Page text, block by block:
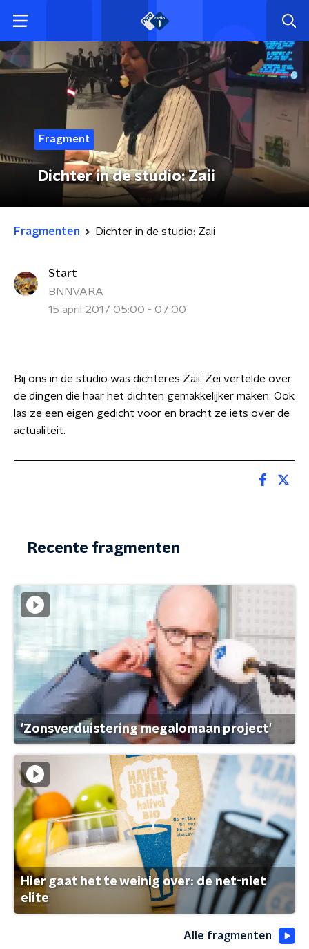
Fragment
Dichter in de studio: Zaii
Fragmenten Dichter in de studio: Zaii
Start
BNNVARA
15 april 2017 05:00 - 07:00
Bij ons in de studio was dichteres Zaii. Zei vertelde over
de dingen die haar het dichten gemakkelijker maken. Ook
las ze een eigen gedicht voor en bracht ze iets over de
actualiteit.
Recente fragmenten
'Zonsverduistering megalomaan project'
Hier gaat het te weinig over: de net-niet
elite
Alle fragmenten